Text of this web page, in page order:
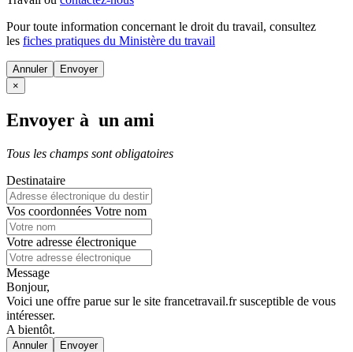
Pour toute information concernant le droit du travail, consultez
les fiches pratiques du Ministère du travail
Annuler
×
Envoyer à un ami
Tous les champs sont obligatoires
Destinataire
Vos coordonnées Votre nom
Votre adresse électronique
Message
Bonjour,
Voici une offre parue sur le site francetravail.fr susceptible de vous
intéresser.
A bientôt.
Annuler